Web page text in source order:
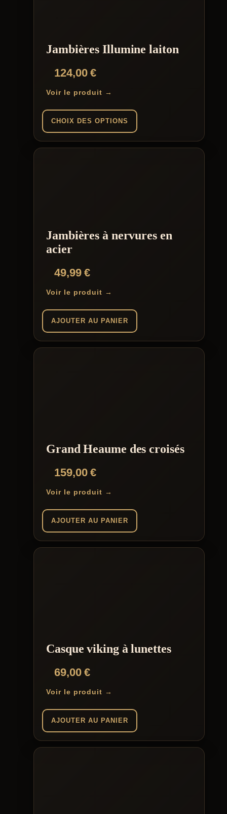
pageJambières Illumine laiton
124,00€
Voir le produit →
CHOIX DES OPTIONS
produit
page
Jambières à nervures en
acier
49,99€
Voir le produit →
AJOUTER AU PANIER
Grand Heaume des croisés
159,00€
Voir le produit →
AJOUTER AU PANIER
Casque viking à lunettes
69,00€
Voir le produit →
AJOUTER AU PANIER